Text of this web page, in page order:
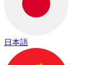
日本語